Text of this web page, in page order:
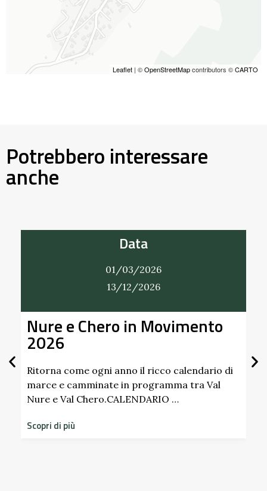
Leaflet | ©OpenStreetMapcontributors ©CARTO
Potrebbero interessare
anche
di
01/03/2026
31/12/2026
Alla Scoperta dei Profumi
Pallavicino
Scopri i profumi inaspettati di erbe e frutti
storico del Castello di Scipione …